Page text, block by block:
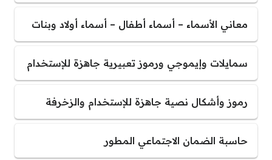
معاني الأسماء – أسماء أطفال – أسماء أولاد وبنات
سمايلات وإيموجي ورموز تعبيرية جاهزة للإستخدام
رموز وأشكال نصية جاهزة للإستخدام والزخرفة
حاسبة الضمان الاجتماعي المطور